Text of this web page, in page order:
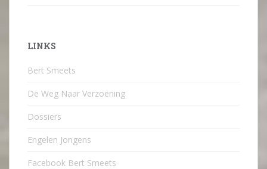
LINKS
Bert Smeets
De Weg Naar Verzoening
Dossiers
Engelen Jongens
Facebook Bert Smeets